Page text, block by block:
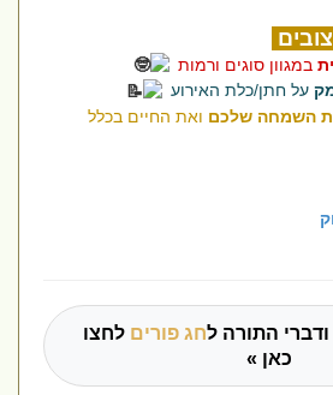
במגוון סוגים ורמות
על חתן/כלת האירוע
שלכםואת החיים בכלל
התורה לחג פוריםלחצו
כאן »